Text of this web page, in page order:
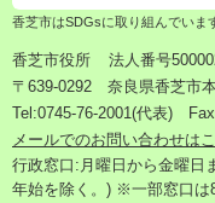
香芝市はSDGsに取り組んでいま
香芝市役所
法人番号
〒639-0292 奈良県香芝市
Tel:0745-76-2001(代表)
メールでのお問い合わせは
行政窓口:月曜日から金曜
年始を除く。) ※一部窓口は